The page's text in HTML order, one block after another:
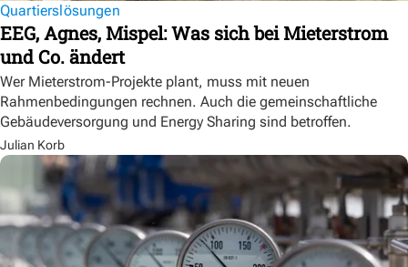
Quartierslösungen
EEG, Agnes, Mispel: Was sich bei Mieterstrom
und Co. ändert
Wer Mieterstrom-Projekte plant, muss mit neuen
Rahmenbedingungen rechnen. Auch die gemeinschaftliche
Gebäudeversorgung und Energy Sharing sind betroffen.
Julian Korb